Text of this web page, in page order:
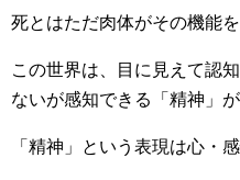
死とはただ肉体がその機能
この世界は、目に見えて認
ないが感知できる「精神」が
「精神」という表現は心・